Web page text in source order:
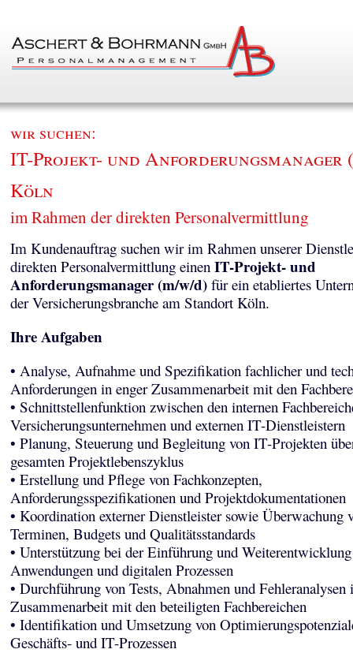
wir suchen:
IT-Projekt- und Anforderungsmanager
Köln
im Rahmen der direkten Personalvermittlung
Im Kundenauftrag suchen wir im Rahmen unserer
direkten Personalvermittlung einen IT-Projekt- und
Anforderungsmanager (m/w/d)für ein etabliertes
der Versicherungsbranche am Standort Köln.
Ihre Aufgaben
• Analyse, Aufnahme und Spezifikation fachlicher und
Anforderungen in enger Zusammenarbeit mit den
• Schnittstellenfunktion zwischen den internen
Versicherungsunternehmen und externen IT-Dienstleistern
• Planung, Steuerung und Begleitung von IT-Projekten
gesamten Projektlebenszyklus
• Erstellung und Pflege von Fachkonzepten,
Anforderungsspezifikationen und Projektdokumentationen
• Koordination externer Dienstleister sowie Überwachung
Terminen, Budgets und Qualitätsstandards
• Unterstützung bei der Einführung und
Anwendungen und digitalen Prozessen
• Durchführung von Tests, Abnahmen und Fehleranalysen
Zusammenarbeit mit den beteiligten Fachbereichen
• Identifikation und Umsetzung von
Geschäfts- und IT-Prozessen